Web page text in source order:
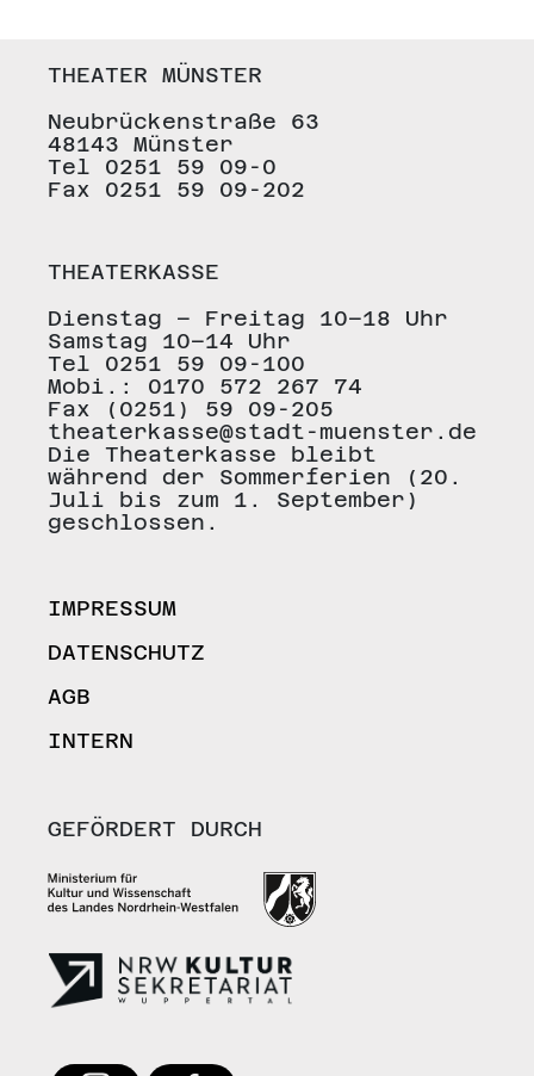
THEATER MÜNSTER
Neubrückenstraße 63
48143 Münster
Tel 0251 59 09-0
Fax 0251 59 09-202
THEATERKASSE
Dienstag – Freitag 10–18 Uhr
Samstag 10–14 Uhr
Tel 0251 59 09-100
Mobi.: 0170 572 267 74
Fax (0251) 59 09-205
theaterkasse@stadt-muenster.de
Die Theaterkasse bleibt
während der Sommerferien (20.
Juli bis zum 1. September)
geschlossen.
IMPRESSUM
DATENSCHUTZ
AGB
INTERN
GEFÖRDERT DURCH